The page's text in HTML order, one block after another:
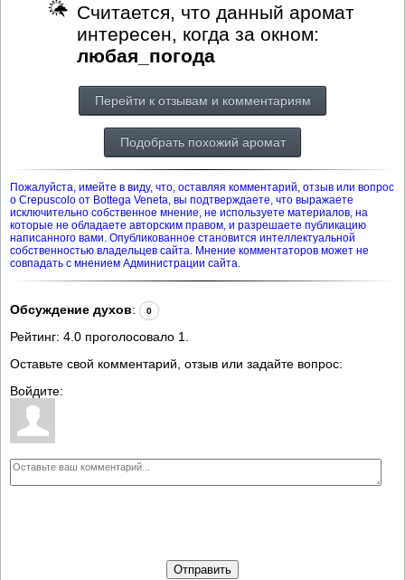
Считается, что данный аромат
интересен, когда за окном:
любая_погода
Перейти к отзывам и комментариям
Подобрать похожий аромат
Пожалуйста, имейте в виду, что, оставляя комментарий, отзыв или вопрос
о Crepuscolo от Bottega Veneta, вы подтверждаете, что выражаете
исключительно собственное мнение, не используете материалов, на
которые не обладаете авторским правом, и разрешаете публикацию
написанного вами. Опубликованное становится интеллектуальной
собственностью владельцев сайта. Мнение комментаторов может не
совпадать с мнением Администрации сайта.
Обсуждение духов: 0
Рейтинг: 4.0 проголосовало 1
Оставьте свой комментарий, отзыв или задайте вопрос:
Войдите:
Отправить